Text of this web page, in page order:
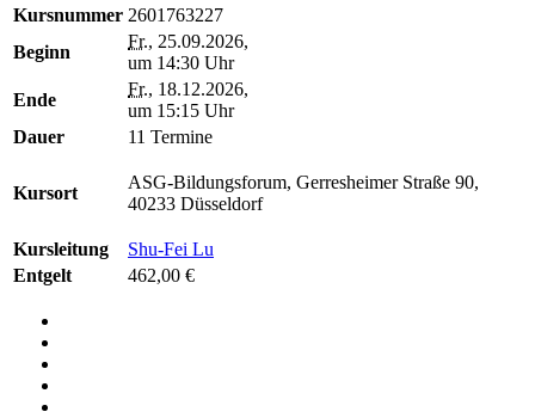
Kursnummer 2601763227
Beginn
Fr., 25.09.2026,
um 14:30 Uhr
Ende
Fr., 18.12.2026,
um 15:15 Uhr
Dauer
11 Termine
Kursort
ASG-Bildungsforum, Gerresheimer Straße 90,
40233 Düsseldorf
Kursleitung
Shu-Fei Lu
Entgelt
462,00 €